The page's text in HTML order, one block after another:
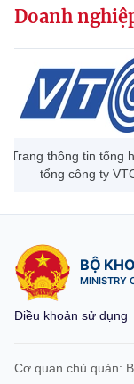
website này)
Doanh
Trang thông tin tổng
tổng công ty
BỘ
MINISTRY
Điều khoản sử dụng
Cơ quan chủ quản: